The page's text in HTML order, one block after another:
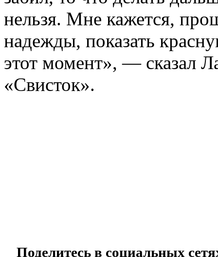
нельзя. Мне кажется,
надежды, показать
этот момент», — сказал
«Свисток».
Поделитесь в социальных